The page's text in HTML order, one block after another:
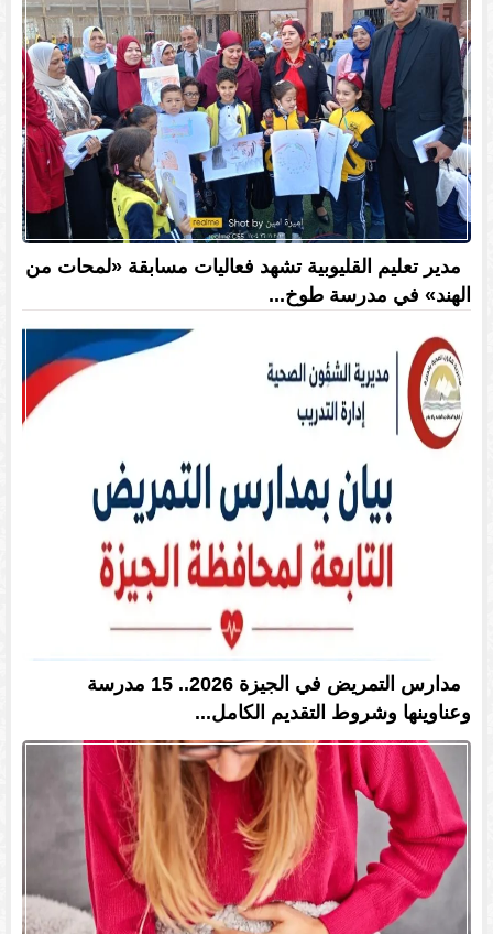
مدير تعليم القليوبية تشهد فعاليات مسابقة «لمحات من
الهند» في مدرسة طوخ...
مدارس التمريض في الجيزة 2026.. 15 مدرسة
وعناوينها وشروط التقديم الكامل...